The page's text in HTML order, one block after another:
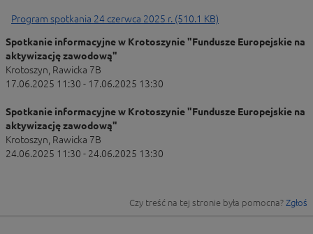
Program spotkania 24 czerwca 2025 r. (510.1 KB)
Spotkanie informacyjne w Krotoszynie "Fundusze Europejskie na
aktywizację zawodową"
Krotoszyn, Rawicka 7B
17.06.2025 11:30 - 17.06.2025 13:30
Spotkanie informacyjne w Krotoszynie "Fundusze Europejskie na
aktywizację zawodową"
Krotoszyn, Rawicka 7B
24.06.2025 11:30 - 24.06.2025 13:30
Czy treść na tej stronie była pomocna? Zgłoś